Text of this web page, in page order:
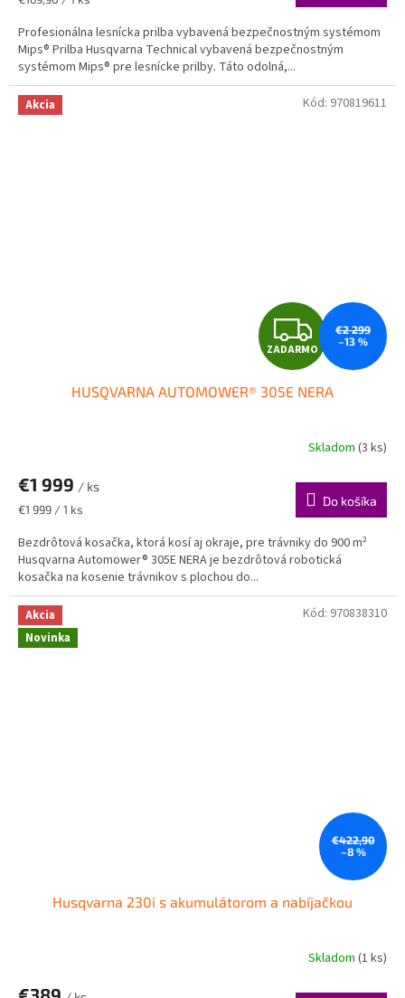
Profesionálna lesnícka prilba vybavená bezpečnostným systémom
Mips® Prilba Husqvarna Technical vybavená bezpečnostným
systémom Mips® pre lesnícke prilby. Táto odolná,...
Akcia
Z
A
D
A
R
M
O
ZADARMO
€2 299
–13 %
HUSQVARNA AUTOMOWER® 305E NERA
produktu
je
5,0
z
5
hviezdičiek.
Skladom(3 ks)
€1 999 / ks
Jednotková
€1 999 / 1 ks
Do košíka
Bezdrôtová kosačka, ktorá kosí aj okraje, pre trávniky do 900 m²
Husqvarna Automower® 305E NERA je bezdrôtová robotická
kosačka na kosenie trávnikov s plochou do...
Kód: 970819611
Akcia
Novinka
€422,90
–8 %
Husqvarna 230i s akumulátorom a nabíjačkou
Skladom (1 ks)
Kód: 970838310